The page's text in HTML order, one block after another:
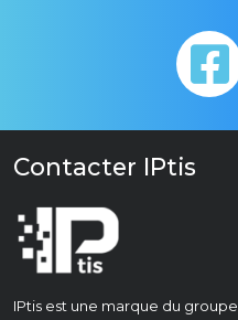
Contacter IPtis
IPtis est une marque du groupe